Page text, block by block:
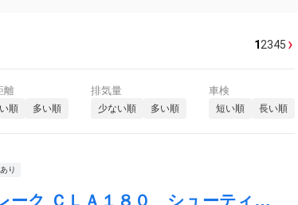
12345 ›
離
順 多い順
排気量
少ない順 多い順
車検
短い順 長い順
り
ＣＬＡクラス シューティングブレーク ＣＬＡ１８０ シューティングブレーク スポーツ 純正ＨＤＤナビ ディスチャージヘッドランプ ６ヶ月走行距離無制限保証付 パワーバックドア バックカメラ 禁煙車 フルセグ ＥＴＣ シートヒーター クルーズコントロール パワーシート Ｂｌｕｅｔｏｏｔｈ